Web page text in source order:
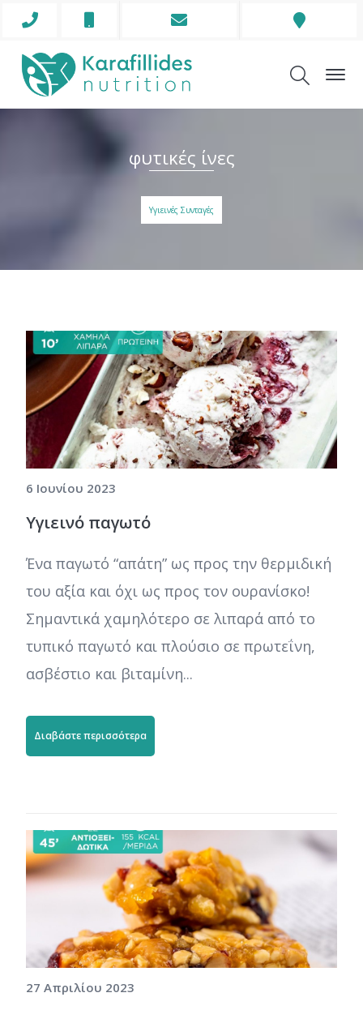
Phone
Envelope
Address
φυτικές ίνες
Υγιεινές Συνταγές
6 Ιουνίου 2023
Υγιεινό παγωτό
Ένα παγωτό “απάτη” ως προς την θερμιδική
του αξία και όχι ως προς τον ουρανίσκο!
Σημαντικά χαμηλότερο σε λιπαρά από το
τυπικό παγωτό και πλούσιο σε πρωτεΐνη,
ασβέστιο και βιταμίνη...
Διαβάστε περισσότερα
27 Απριλίου 2023